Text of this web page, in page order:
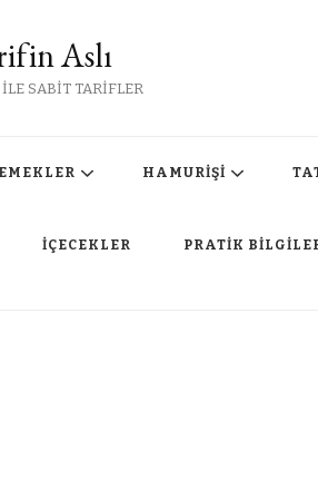
Aslı
SABİT TARİFLER
HAMURİŞİ
İÇECEKLER PRATİK